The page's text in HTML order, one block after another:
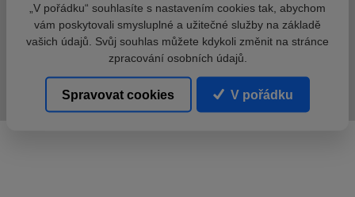
„V pořádku“ souhlasíte s nastavením cookies tak, abychom
vám poskytovali smysluplné a užitečné služby na základě
vašich údajů. Svůj souhlas můžete kdykoli změnit na stránce
zpracování osobních údajů.
Spravovat cookies V pořádku